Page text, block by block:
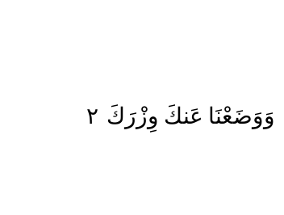
وَوَضَعْنَا عَنكَ وِزْرَكَ ٢